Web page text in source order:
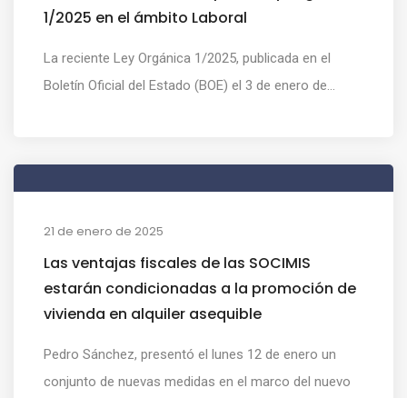
1/2025 en el ámbito Laboral
La reciente Ley Orgánica 1/2025, publicada en el
Boletín Oficial del Estado (BOE) el 3 de enero de...
21 de enero de 2025
Las ventajas fiscales de las SOCIMIS
estarán condicionadas a la promoción de
vivienda en alquiler asequible
Pedro Sánchez, presentó el lunes 12 de enero un
conjunto de nuevas medidas en el marco del nuevo